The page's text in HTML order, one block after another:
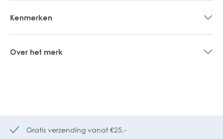
Kenmerken
Over het merk
Gratis verzending vanaf €25,-